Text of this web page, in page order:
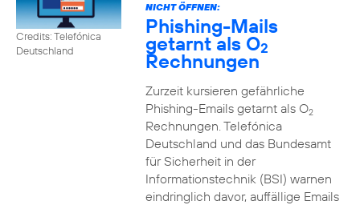
Credits: Telefónica
Deutschland
NICHT ÖFFNEN:
Phishing-Mails
getarnt als O2
Rechnungen
Zurzeit kursieren gefährliche
Phishing-Emails getarnt als O2
Rechnungen. Telefónica
Deutschland und das Bundesamt
für Sicherheit in der
Informationstechnik (BSI) warnen
eindringlich davor, auffällige Emails